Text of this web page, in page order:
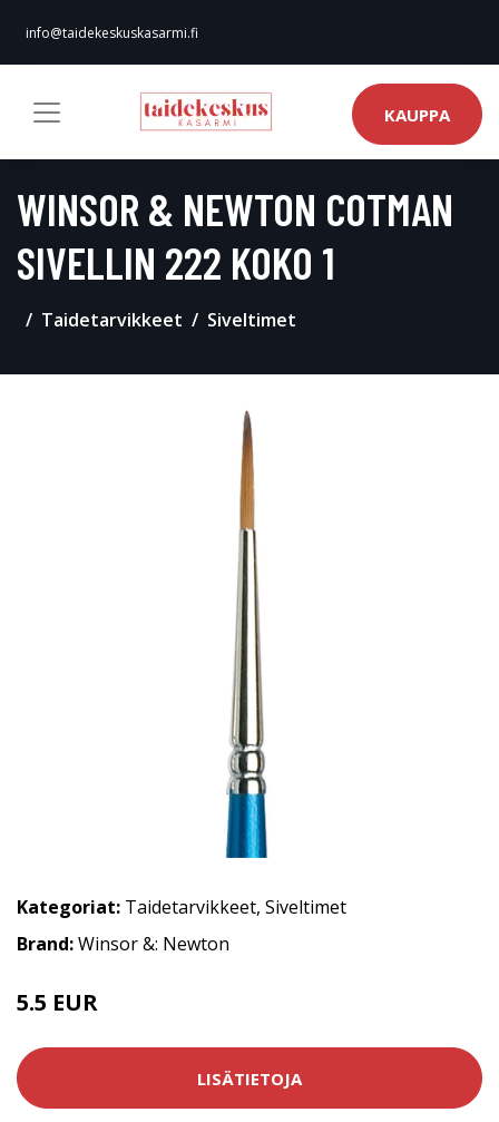
info@taidekeskuskasarmi.fi
KAUPPA
WINSOR & NEWTON COTMAN
SIVELLIN 222 KOKO 1
Taidetarvikkeet Siveltimet
Kategoriat: Taidetarvikkeet, Siveltimet
Brand:Winsor &: Newton
5.5 EUR
LISÄTIETOJA